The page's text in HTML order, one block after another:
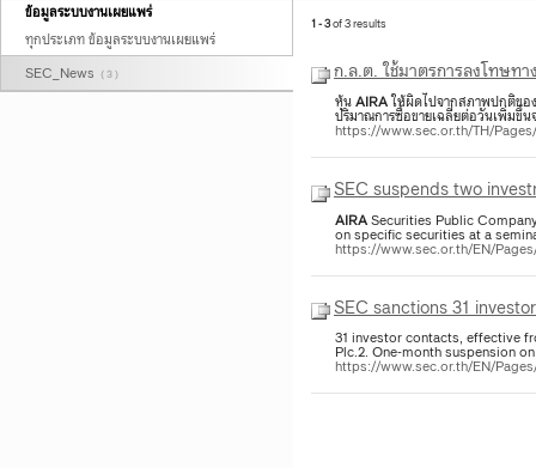
ข้อมูลระบบงานเผยแพร่
ทุกประเภท ข้อมูลระบบงานเผยแพร่
SEC_News ( 3 )
1 - 3of 3 results
ก.ล.ต. ใช้มาตรการลงโทษท
หุ้นAIRAให้ผิดไปจากสภาพปกติขอ
ปริมาณการซื้อขายเฉลี่ยต่อวันเพิ่มขึ้น
https://www.sec.or.th/TH/
SEC suspends two
AIRASecurities Public
on specific securities at a
https://www.sec.or.th/EN/
SEC sanctions 31
31 investor contacts, effective
Plc.2. One-month suspension
https://www.sec.or.th/EN/